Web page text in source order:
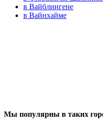
в Вайблингене
в Вайнхайме
Мы популярны в таких